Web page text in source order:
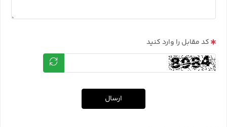
کد مقابل را وارد کنید
ارسال